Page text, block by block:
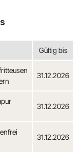
Gültig bis
31.12.2026
31.12.2026
31.12.2026